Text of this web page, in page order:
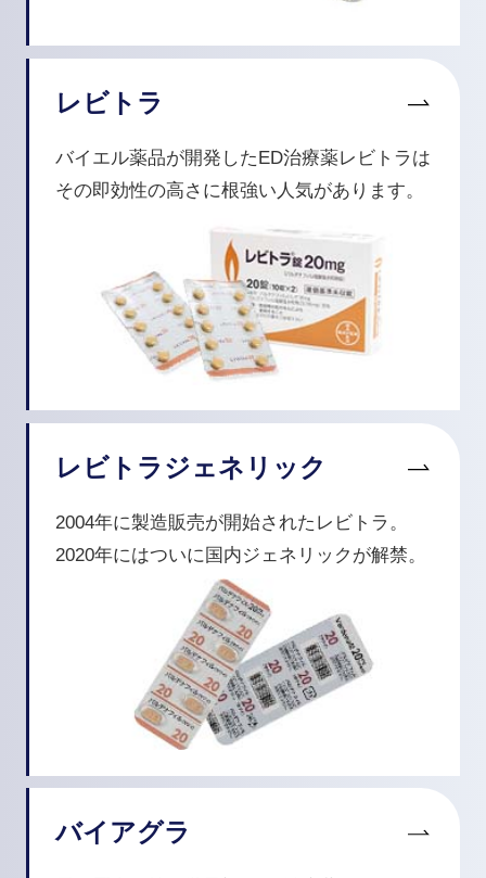
レビトラ
バイエル薬品が開発したED治療薬レビトラは
その即効性の高さに根強い人気があります。
レビトラジェネリック
2004年に製造販売が開始されたレビトラ。
2020年にはついに国内ジェネリックが解禁。
バイアグラ